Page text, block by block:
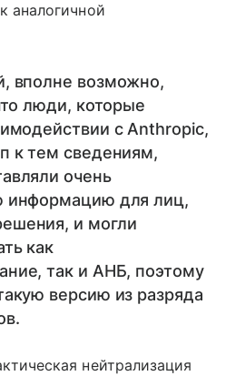
аналогичной
вполне возможно,
люди, которые
с Anthropic,
к тем сведениям,
очень
информацию для лиц,
и могли
как
так и АНБ, поэтому
версию из разряда
нейтрализация